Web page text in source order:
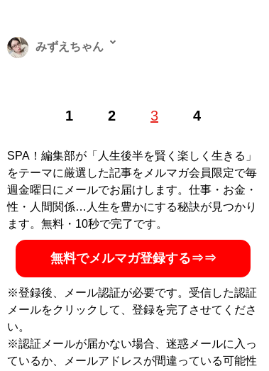
1 2 3 4
みずえちゃん
後、大阪市内の広告代理店に勤務する傍ら、キャバ嬢デ
在は銀座ホステスとライターを兼業。X（旧Twitter）：
@mizuechan1989
記事一覧へ
SPA！編集部が「人生後半を賢く楽しく生きる」
をテーマに厳選した記事をメルマガ会員限定で毎
週金曜日にメールでお届けします。仕事・お金・
性・人間関係…人生を豊かにする秘訣が見つかり
ます。無料・10秒で完了です。
無料でメルマガ登録する⇒⇒
※登録後、メール認証が必要です。受信した認証
メールをクリックして、登録を完了させてくださ
い。
※認証メールが届かない場合、迷惑メールに入っ
ているか、メールアドレスが間違っている可能性